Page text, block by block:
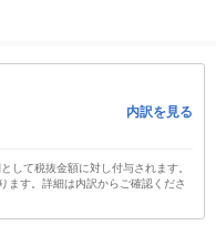
内訳を見る
して税抜金額に対し付与されます。
ます。詳細は内訳からご確認くださ